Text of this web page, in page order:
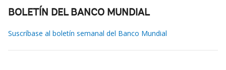
BOLETÍN DEL BANCO MUNDIAL
Suscríbase al boletín semanal del Banco Mundial